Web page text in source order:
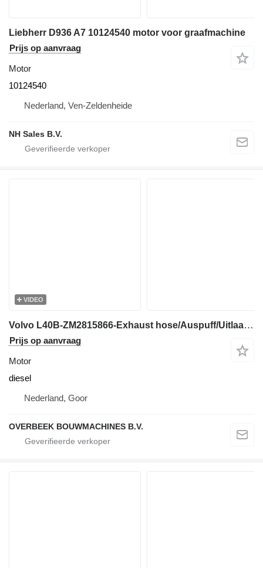
Liebherr D936 A7 10124540 motor voor graafmachine
Prijs op aanvraag
Motor
10124540
Nederland, Ven-Zeldenheide
NH Sales B.V.
VIDEO
Volvo L40B-ZM2815866-Exhaust hose/Auspuff/Uitlaat motor
Prijs op aanvraag
Motor
diesel
Nederland, Goor
OVERBEEK BOUWMACHINES B.V.